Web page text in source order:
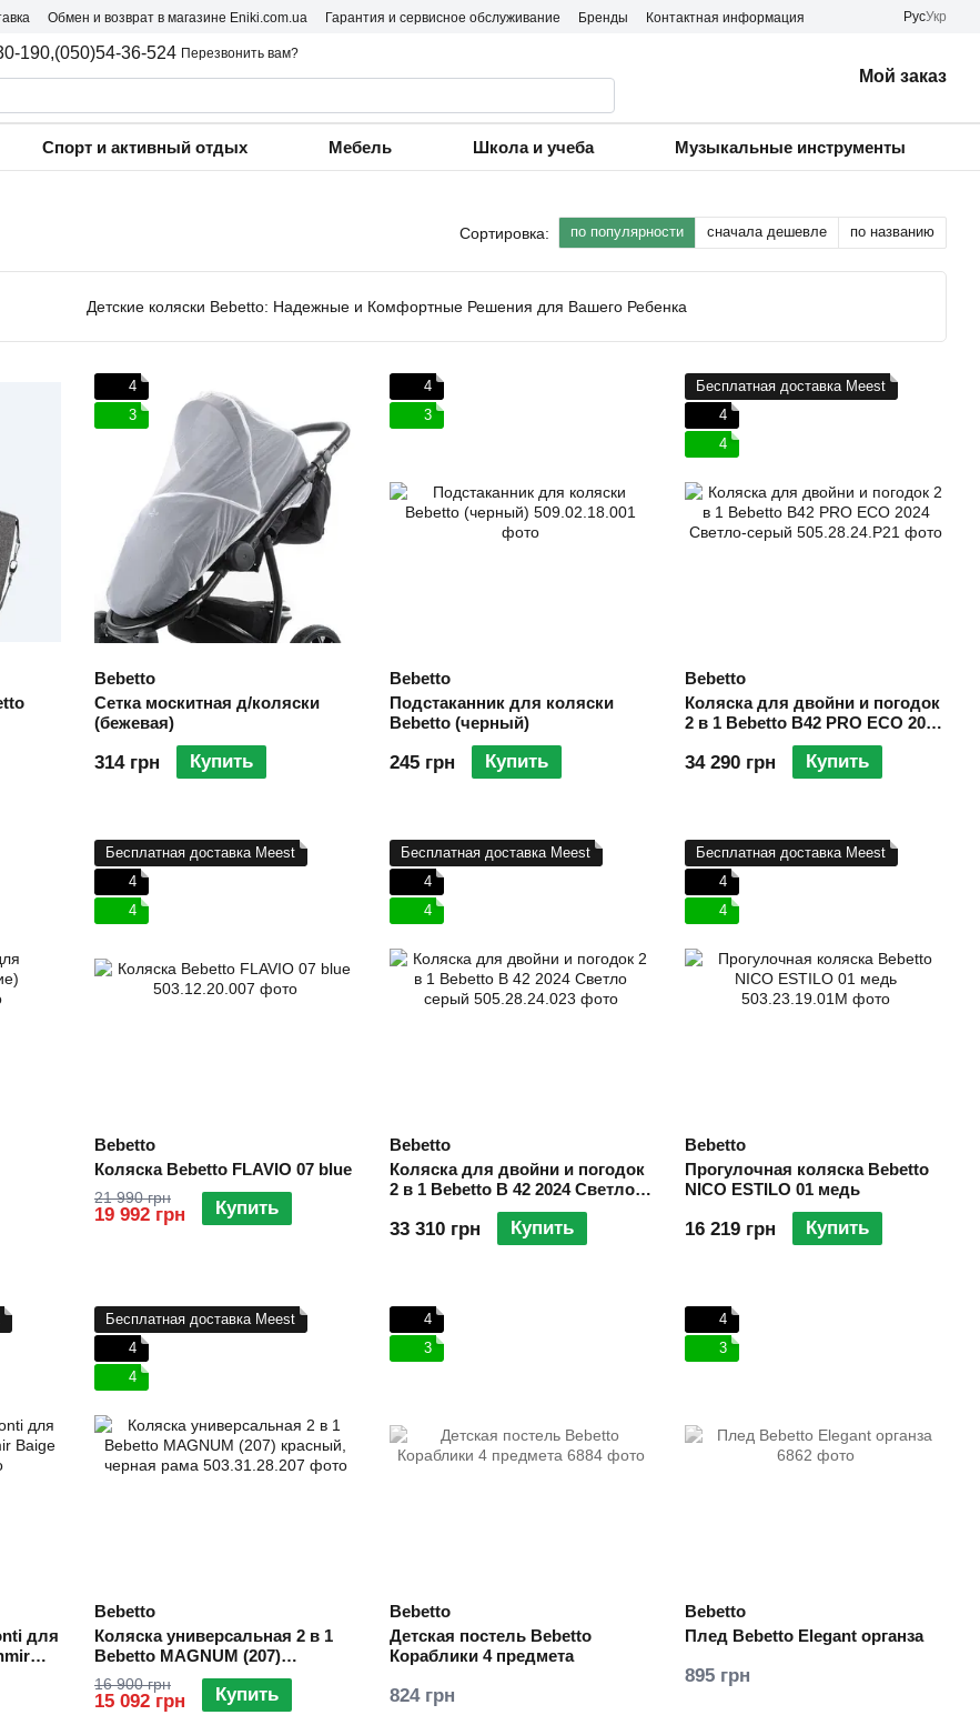
Обмен и возврат в магазине Eniki.com.ua Гарантия и сервисное обслуживание Бренды
Контактная информация
РусУкр
190,(050)54-36-524 Перезвонить вам?
Мой заказ
Спорт и активный отдых Мебель Школа и учеба Музыкальные инструменты
Сортировка: по популярности сначала дешевле по названию
Детские коляски Bebetto: Надежные и Комфортные Решения для Вашего Ребенка
4
3
Bebetto
Сетка москитная д/коляски
(бежевая)
314 грн Купить
4
3
Bebetto
Подстаканник для коляски
Bebetto (черный)
245 грн Купить
Бесплатная доставка Meest
4
4
Bebetto
Коляска для двойни и погодок
2 в 1 Bebetto B42 PRO ECO 2024
Светло-серый
34 290 грн Купить
Бесплатная доставка Meest
4
4
Bebetto
Коляска Bebetto FLAVIO 07 blue
21 990 грн
19 992 грн Купить
Бесплатная доставка Meest
4
4
Bebetto
Коляска для двойни и погодок
2 в 1 Bebetto B 42 2024 Светло
33 310 грн Купить
Бесплатная доставка Meest
4
4
Bebetto
Прогулочная коляска Bebetto
NICO ESTILO 01 медь
16 219 грн Купить
для
Бесплатная доставка Meest
4
4
Bebetto
Коляска универсальная 2 в 1
Bebetto MАGNUM (207)
красный, черная рама
16 900 грн
15 092 грн Купить
4
3
Bebetto
Детская постель Bebetto
Кораблики 4 предмета
824 грн
4
3
Bebetto
Плед Bebetto Elegant органза
895 грн